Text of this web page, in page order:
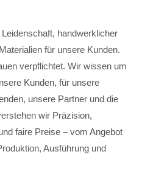
handwerklicher
für unsere Kunden.
verpflichtet. Wir wissen um
Kunden, für unsere
unsere Partner und die
wir Präzision,
faire Preise – vom Angebot
Ausführung und